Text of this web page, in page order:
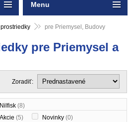
pre Priemysel, Budovy
pre Priemysel a
Zoradiť:
Nilfisk (8)
Akcie (5) Novinky (0)
Menu